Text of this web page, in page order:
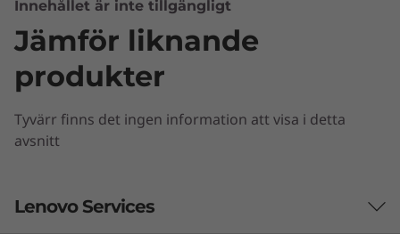
Tuff men liten
Processor
Upp till AMD Ryzen™ 3 Pro
Operativsystem
Minne
Lagringsutrymme
Innehållet är inte tillgängligt
Jämför liknande
produkter
Tyvärr finns det ingen information att visa i detta
avsnitt
Lenovo Services